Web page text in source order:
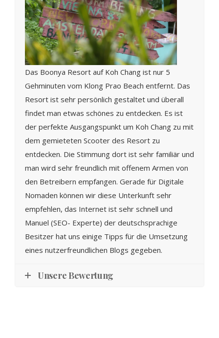
Das Boonya Resort auf Koh Chang ist nur 5
Gehminuten vom Klong Prao Beach entfernt. Das
Resort ist sehr persönlich gestaltet und überall
findet man etwas schönes zu entdecken. Es ist
der perfekte Ausgangspunkt um Koh Chang zu mit
dem gemieteten Scooter des Resort zu
entdecken. Die Stimmung dort ist sehr familiär und
man wird sehr freundlich mit offenem Armen von
den Betreibern empfangen. Gerade für Digitale
Nomaden können wir diese Unterkunft sehr
empfehlen, das Internet ist sehr schnell und
Manuel (SEO- Experte) der deutschsprachige
Besitzer hat uns einige Tipps für die Umsetzung
eines nutzerfreundlichen Blogs gegeben.
Unsere Bewertung